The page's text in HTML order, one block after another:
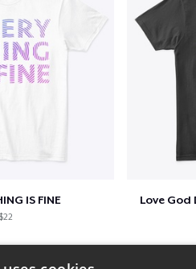
IS FINE
$22
Love God